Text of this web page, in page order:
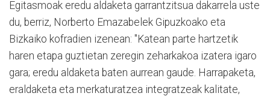
Egitasmoak eredu aldaketa garrantzitsua dakarrela uste
du, berriz, Norberto Emazabelek Gipuzkoako eta
Bizkaiko kofradien izenean: "Katean parte hartzetik
haren etapa guztietan zeregin zeharkakoa izatera igaro
gara; eredu aldaketa baten aurrean gaude. Harrapaketa,
eraldaketa eta merkaturatzea integratzeak kalitate,